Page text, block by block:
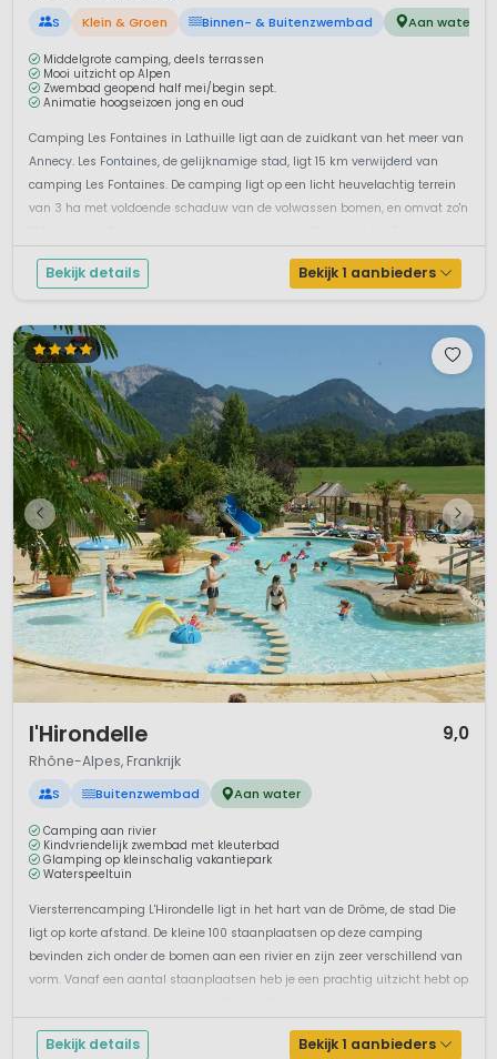
S Klein & Groen Binnen- & Buitenzwembad Aan water
Middelgrote camping, deels terrassen
Mooi uitzicht op Alpen
Zwembad geopend half mei/begin sept.
Animatie hoogseizoen jong en oud
Camping Les Fontaines in Lathuille ligt aan de zuidkant van het meer van
Annecy. Les Fontaines, de gelijknamige stad, ligt 15 km verwijderd van
camping Les Fontaines. De camping ligt op een licht heuvelachtig terrein
van 3 ha met voldoende schaduw van de volwassen bomen, en omvat zo'n
Bekijk details Bekijk 1 aanbieders
l'Hirondelle 9,0
Rhône-Alpes, Frankrijk
S Buitenzwembad Aan water
Camping aan rivier
Kindvriendelijk zwembad met kleuterbad
Glamping op kleinschalig vakantiepark
Waterspeeltuin
Viersterrencamping L'Hirondelle ligt in het hart van de Drôme, de stad Die
ligt op korte afstand. De kleine 100 staanplaatsen op deze camping
bevinden zich onder de bomen aan een rivier en zijn zeer verschillend van
vorm. Vanaf een aantal staanplaatsen heb je een prachtig uitzicht hebt op
Bekijk details Bekijk 1 aanbieders